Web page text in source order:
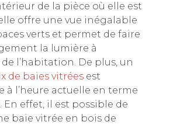
de la pièce où elle est
offre une vue inégalable
verts et permet de faire
la lumière à
de l’habitation. De plus, un
de baies vitréesest
à l’heure actuelle en terme
En effet, il est possible de
baie vitrée en bois de